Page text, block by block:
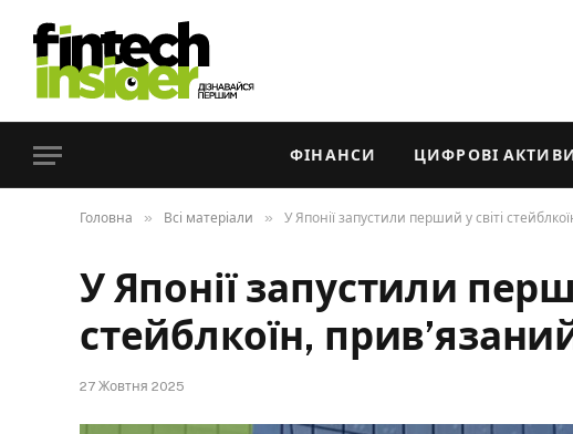
ФІНАНСИ ЦИФРОВІ
Головна » Всі матеріали » У Японії запустили перший у світі
У Японії запустили
стейблкоїн,
27 Жовтня 2025